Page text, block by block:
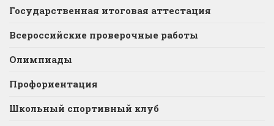
Государственная итоговая аттестация
Всероссийские проверочные работы
Олимпиады
Профориентация
Школьный спортивный клуб